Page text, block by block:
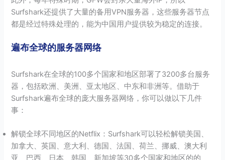
Surfshark还提供了大量的备用VPN服务器，这些服务器节点
都是经过特殊处理的，能为中国用户提供较为稳定的连接。
遍布全球的服务器网络
Surfshark在全球的100多个国家和地区部署了3200多台服务
器，包括欧洲、美洲、亚太地区、中东和非洲等。借助于
Surfshark遍布全球的庞大服务器网络，你可以做以下几件
事：
解锁全球不同地区的Netflix：Surfshark可以轻松解锁美国、
加拿大、英国、意大利、德国、法国、荷兰、挪威、澳大利
亚、巴西、日本、韩国、新加坡等30多个国家和地区的的